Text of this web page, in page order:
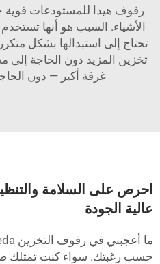
رفوف هيدا للمستودعات قوية
الأشياء. السبب هو أنها
تحتاج إلى استبدالها بشكل
تخزين المزيد دون الحاجة إلى
غرفة أكبر — دون
احرص على السلامة
عالية الجودة
حسب رغبتك. سواء كنت تمتلك